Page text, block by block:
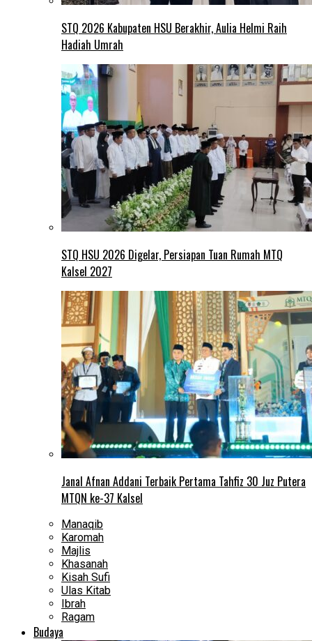
STQ 2026 Kabupaten HSU Berakhir, Aulia Helmi Raih
Hadiah Umrah
STQ HSU 2026 Digelar, Persiapan Tuan Rumah MTQ
Kalsel 2027
Janal Afnan Addani Terbaik Pertama Tahfiz 30 Juz Putera
MTQN ke-37 Kalsel
Manaqib
Karomah
Majlis
Khasanah
Kisah Sufi
Ulas Kitab
Ibrah
Ragam
Budaya